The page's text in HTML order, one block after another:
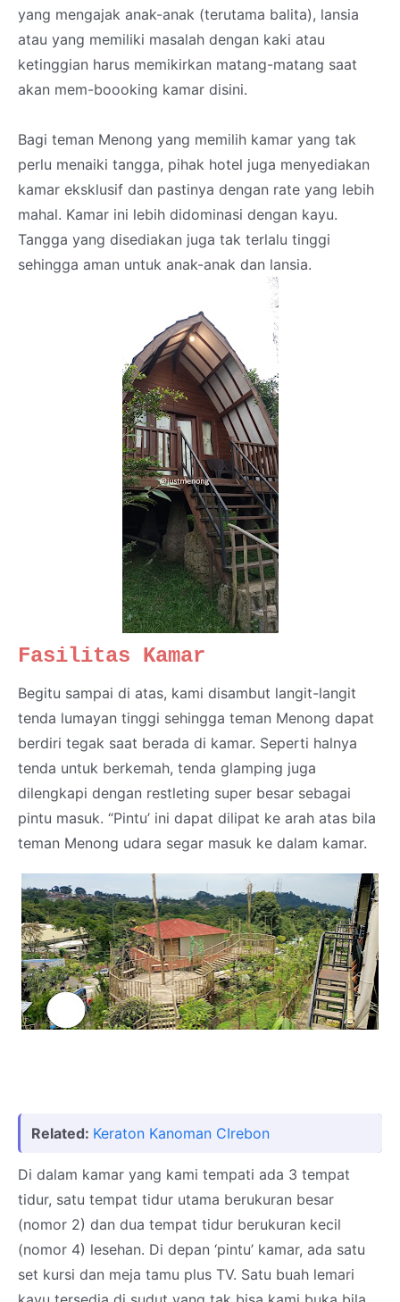
yang mengajak anak-anak (terutama balita), lansia
atau yang memiliki masalah dengan kaki atau
ketinggian harus memikirkan matang-matang saat
akan mem-boooking kamar disini.
Bagi teman Menong yang memilih kamar yang tak
perlu menaiki tangga, pihak hotel juga menyediakan
kamar eksklusif dan pastinya dengan rate yang lebih
mahal. Kamar ini lebih didominasi dengan kayu.
Tangga yang disediakan juga tak terlalu tinggi
sehingga aman untuk anak-anak dan lansia.
Fasilitas Kamar
Begitu sampai di atas, kami disambut langit-langit
tenda lumayan tinggi sehingga teman Menong dapat
berdiri tegak saat berada di kamar. Seperti halnya
tenda untuk berkemah, tenda glamping juga
dilengkapi dengan restleting super besar sebagai
pintu masuk. “Pintu’ ini dapat dilipat ke arah atas bila
teman Menong udara segar masuk ke dalam kamar.
Related: Keraton Kanoman CIrebon
Di dalam kamar yang kami tempati ada 3 tempat
tidur, satu tempat tidur utama berukuran besar
(nomor 2) dan dua tempat tidur berukuran kecil
(nomor 4) lesehan. Di depan ‘pintu’ kamar, ada satu
set kursi dan meja tamu plus TV. Satu buah lemari